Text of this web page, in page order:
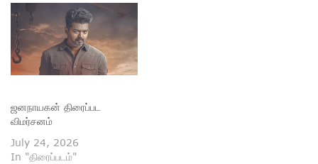
ஜனநாயகன் திரைப்பட
விமர்சனம்
July 24, 2026
In "திரைப்படம்"